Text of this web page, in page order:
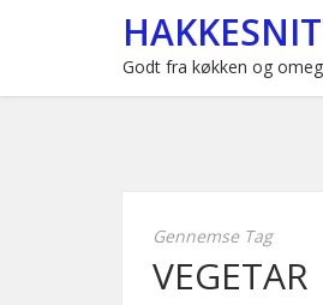
Godt fra køkken og
Gennemse Tag
VEGETAR